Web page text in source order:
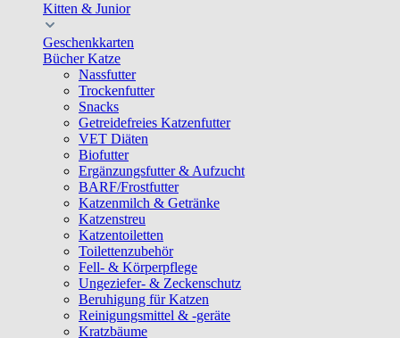
Kitten & Junior
Geschenkkarten
Bücher Katze
Nassfutter
Trockenfutter
Snacks
Getreidefreies Katzenfutter
VET Diäten
Biofutter
Ergänzungsfutter & Aufzucht
BARF/Frostfutter
Katzenmilch & Getränke
Katzenstreu
Katzentoiletten
Toilettenzubehör
Fell- & Körperpflege
Ungeziefer- & Zeckenschutz
Beruhigung für Katzen
Reinigungsmittel & -geräte
Kratzbäume